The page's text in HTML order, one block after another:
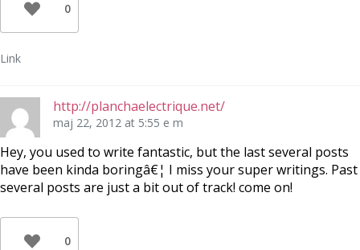
0
Link
http://planchaelectrique.net/
maj 22, 2012 at 5:55 e m
Hey, you used to write fantastic, but the last several posts
have been kinda boringâ€¦ I miss your super writings. Past
several posts are just a bit out of track! come on!
0